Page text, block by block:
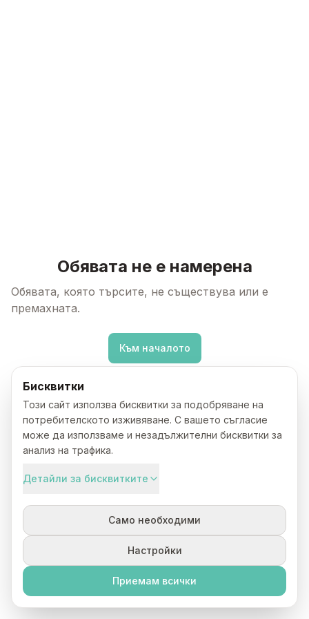
Обявата не е намерена
Обявата, която търсите, не съществува или е
премахната.
Към началото
Бисквитки
Този сайт използва бисквитки за подобряване на
потребителското изживяване. С вашето съгласие
може да използваме и незадължителни бисквитки за
анализ на трафика.
Детайли за бисквитките
Само необходими
Настройки
Приемам всички